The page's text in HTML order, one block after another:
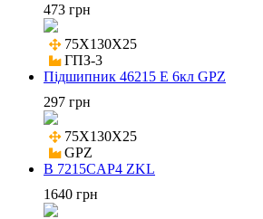
473 грн
75X130X25
ГПЗ-3
Підшипник 46215 Е 6кл GPZ
297 грн
75X130X25
GPZ
B 7215CAP4 ZKL
1640 грн